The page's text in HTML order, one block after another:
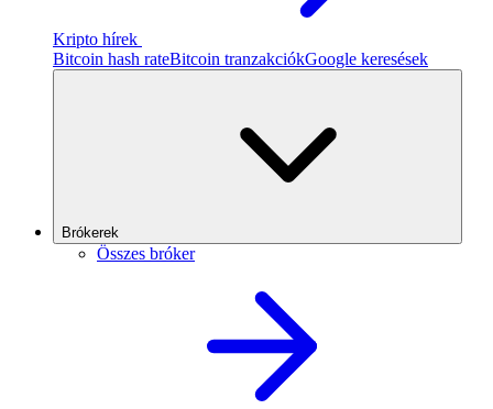
Kripto hírek
Bitcoin hash rateBitcoin tranzakciókGoogle keresések
Brókerek
Összes bróker